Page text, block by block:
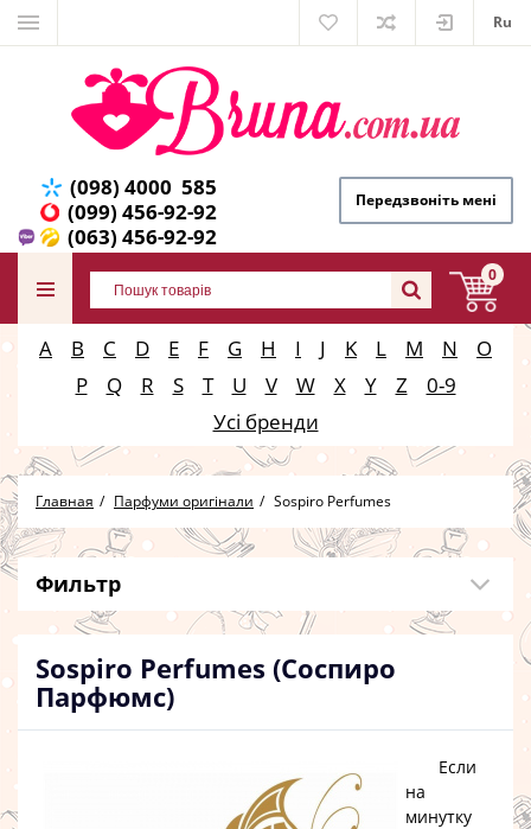
Ru
(098) 4000 585
(099) 456-92-92
(063) 456-92-92
Передзвоніть мені
0
A B C D E F G H I J K L M N
O
P
Q R S T U V W X Y Z
0-9
Усі бренди
Главная Парфуми оригінали Sospiro Perfumes
Фильтр
Sospiro Perfumes (Соспиро
Парфюмс)
Если
на
минутку